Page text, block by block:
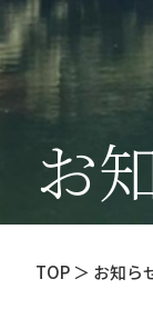
お
TOP ＞ お知ら